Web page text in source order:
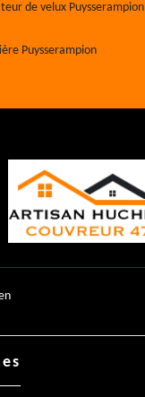
de velux Puysserampion
Puysserampion